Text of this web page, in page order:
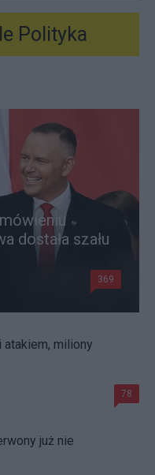
Polityka
dostała szału
369
atakiem, miliony
78
już nie